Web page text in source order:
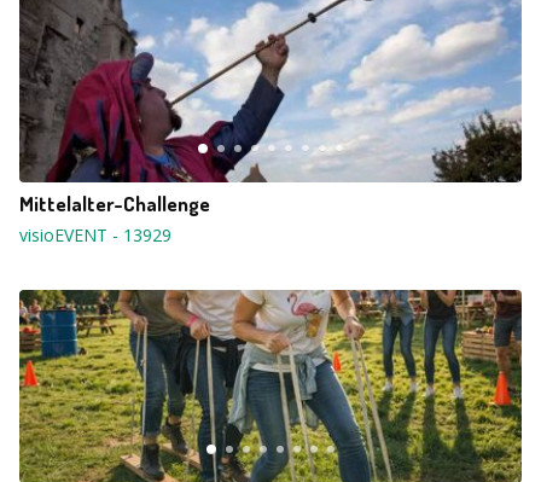
Mittelalter-Challenge
visioEVENT - 13929